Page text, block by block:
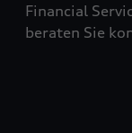
Financial
beraten Sie